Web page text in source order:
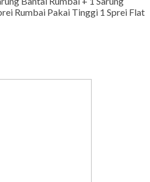
Rumbai Pakai Tinggi 1 Sprei Flat